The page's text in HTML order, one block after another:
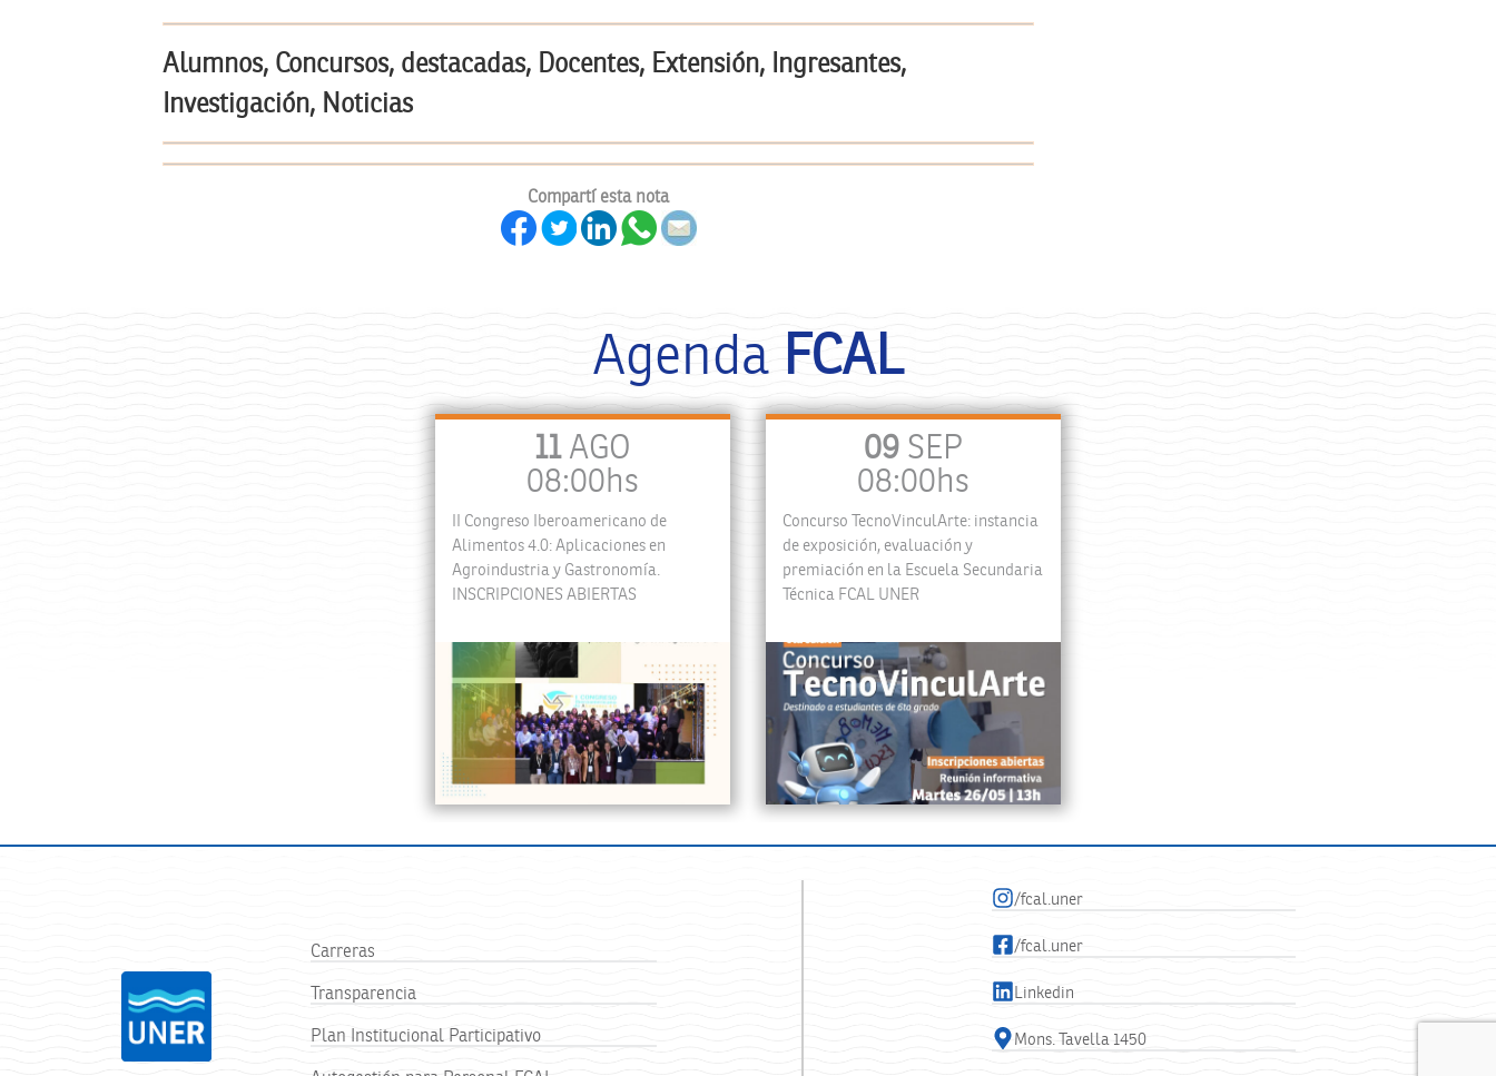
Alumnos, Concursos, destacadas, Docentes, Extensión, Ingresantes,
Investigación, Noticias
Compartí esta nota
Agenda FCAL
11 AGO
08:00hs
II Congreso Iberoamericano de
Alimentos 4.0: Aplicaciones en
Agroindustria y Gastronomía.
INSCRIPCIONES ABIERTAS
09 SEP
08:00hs
Concurso TecnoVinculArte: instancia
de exposición, evaluación y
premiación en la Escuela Secundaria
Técnica FCAL UNER
Carreras
Transparencia
Plan Institucional Participativo
/fcal.uner
/fcal.uner
Linkedin
Mons. Tavella 1450